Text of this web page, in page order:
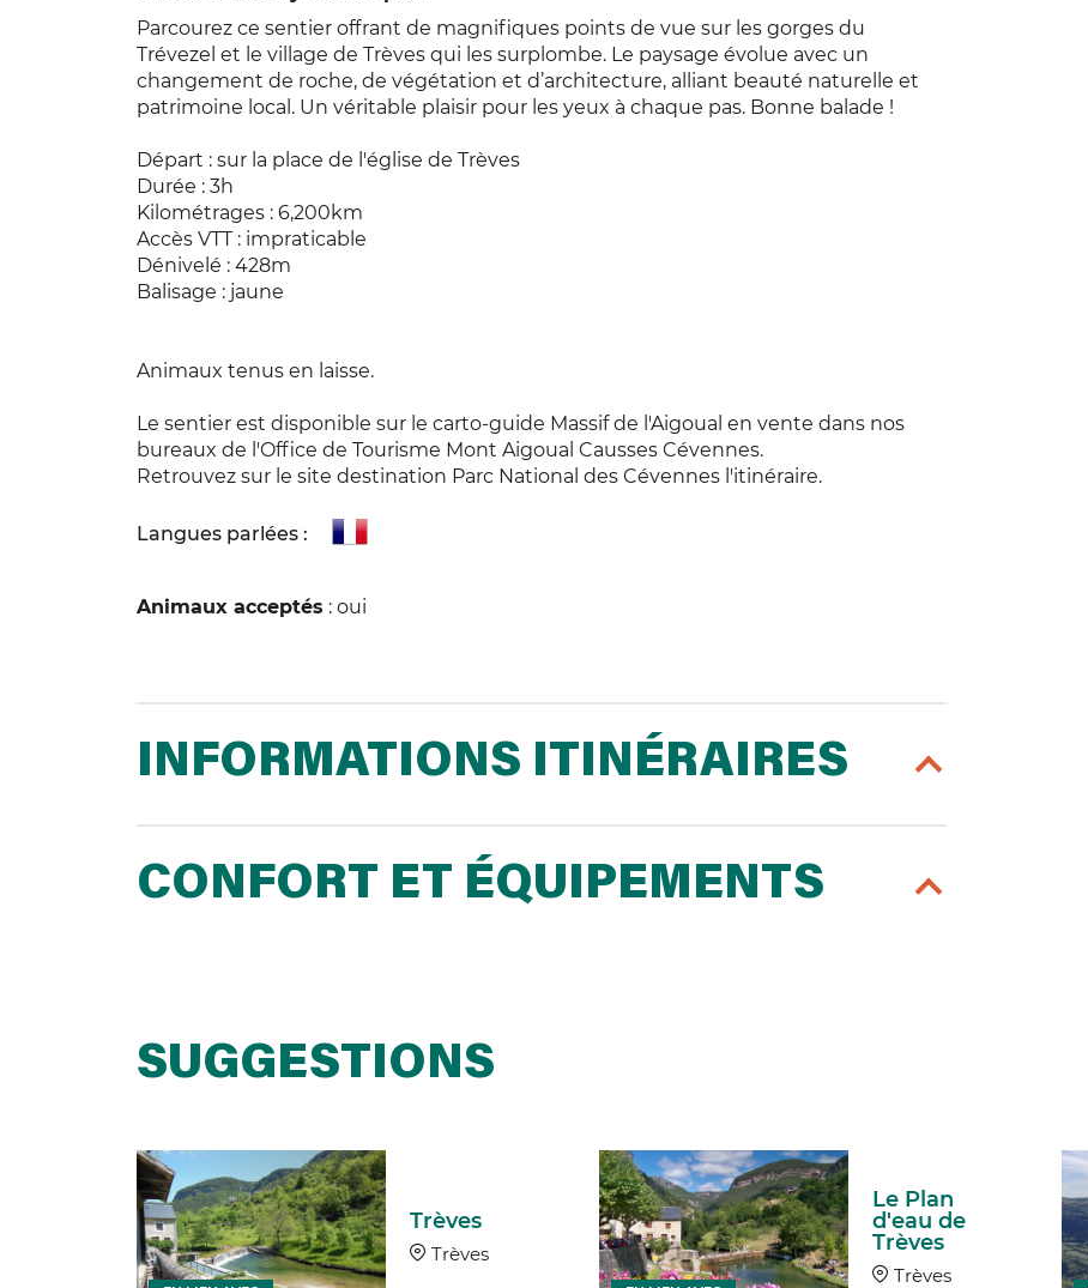
Parcourez ce sentier offrant de magnifiques points de vue sur les gorges du
Trévezel et le village de Trèves qui les surplombe. Le paysage évolue avec un
changement de roche, de végétation et d’architecture, alliant beauté naturelle et
patrimoine local. Un véritable plaisir pour les yeux à chaque pas. Bonne balade !
Départ : sur la place de l'église de Trèves
Durée : 3h
Kilométrages : 6,200km
Accès VTT : impraticable
Dénivelé : 428m
Balisage : jaune
Animaux tenus en laisse.
Le sentier est disponible sur le carto-guide Massif de l'Aigoual en vente dans nos
bureaux de l'Office de Tourisme Mont Aigoual Causses Cévennes.
Retrouvez sur le site destination Parc National des Cévennes l'itinéraire.
Langues parlées :
Animaux acceptés : oui
INFORMATIONS ITINÉRAIRES
CONFORT ET ÉQUIPEMENTS
SUGGESTIONS
Trèves
Trèves
Le Plan
d'eau de
Trèves
Trèves